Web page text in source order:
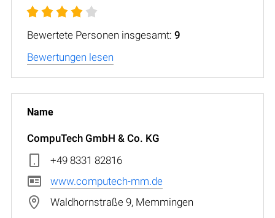
Bewertete Personen insgesamt: 9
Bewertungen lesen
CompuTech GmbH & Co. KG
+49 8331 82816
www.computech-mm.de
Waldhornstraße 9, Memmingen